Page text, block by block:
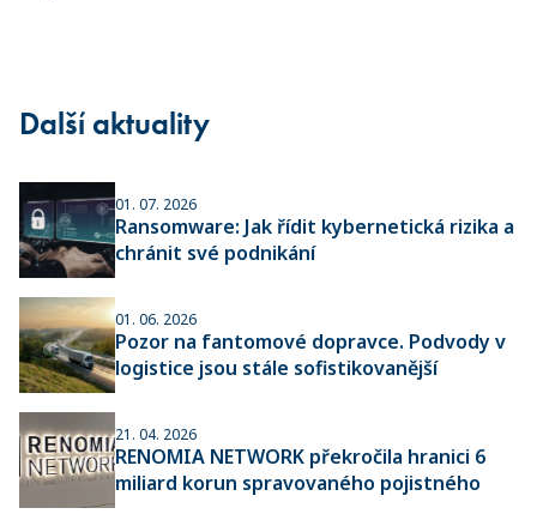
Další aktuality
01. 07. 2026
Ransomware: Jak řídit kybernetická rizika a
chránit své podnikání
01. 06. 2026
Pozor na fantomové dopravce. Podvody v
logistice jsou stále sofistikovanější
21. 04. 2026
RENOMIA NETWORK překročila hranici 6
miliard korun spravovaného pojistného